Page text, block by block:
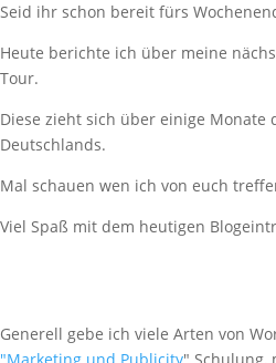
Seid ihr schon bereit fürs
Heute berichte ich über meine
Tour.
Diese zieht sich über einige Monate
Deutschlands.
Mal schauen wen ich von euch
Viel Spaß mit dem heutigen
Generell gebe ich viele Arten von